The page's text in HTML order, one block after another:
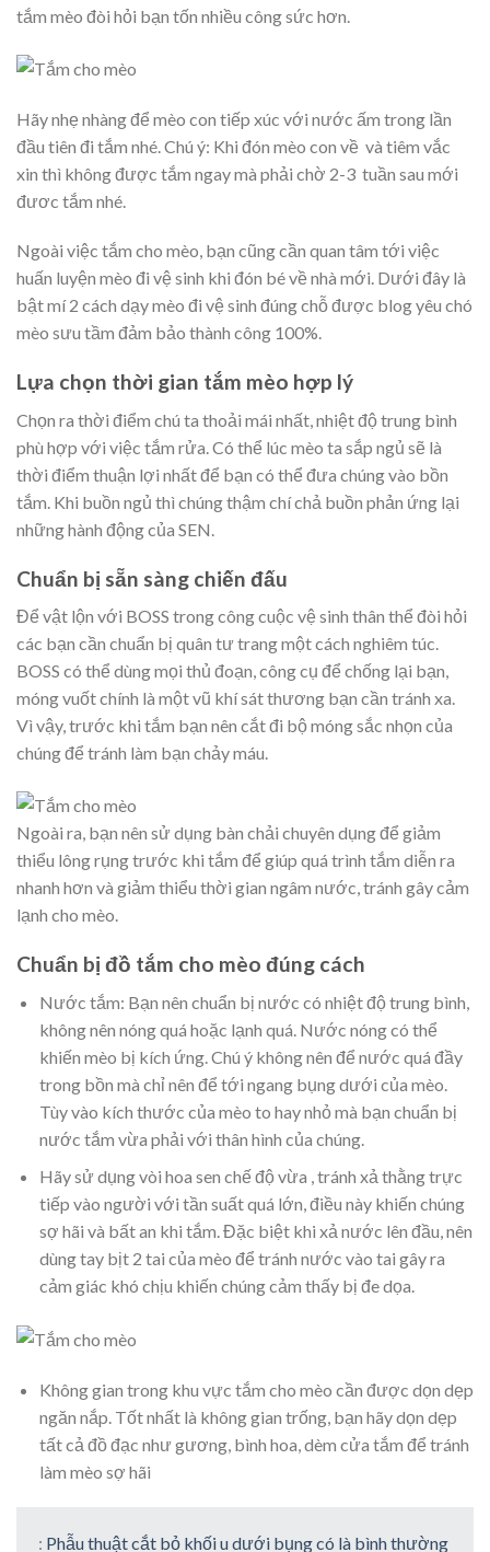
tắm mèo đòi hỏi bạn tốn nhiều công sức hơn.
Hãy nhẹ nhàng để mèo con tiếp xúc với nước ấm trong lần
đầu tiên đi tắm nhé. Chú ý: Khi đón mèo con về và tiêm vắc
xin thì không được tắm ngay mà phải chờ 2-3 tuần sau mới
đươc tắm nhé.
Ngoài việc tắm cho mèo, bạn cũng cần quan tâm tới việc
huấn luyện mèo đi vệ sinh khi đón bé về nhà mới. Dưới đây là
bật mí 2 cách dạy mèo đi vệ sinh đúng chỗ được blog yêu chó
mèo sưu tầm đảm bảo thành công 100%.
Lựa chọn thời gian tắm mèo hợp lý
Chọn ra thời điểm chú ta thoải mái nhất, nhiệt độ trung bình
phù hợp với việc tắm rửa. Có thể lúc mèo ta sắp ngủ sẽ là
thời điểm thuận lợi nhất để bạn có thể đưa chúng vào bồn
tắm. Khi buồn ngủ thì chúng thậm chí chả buồn phản ứng lại
những hành động của SEN.
Chuẩn bị sẵn sàng chiến đấu
Để vật lộn với BOSS trong công cuộc vệ sinh thân thể đòi hỏi
các bạn cần chuẩn bị quân tư trang một cách nghiêm túc.
BOSS có thể dùng mọi thủ đoạn, công cụ để chống lại bạn,
móng vuốt chính là một vũ khí sát thương bạn cần tránh xa.
Vì vậy, trước khi tắm bạn nên cắt đi bộ móng sắc nhọn của
chúng để tránh làm bạn chảy máu.
Ngoài ra, bạn nên sử dụng bàn chải chuyên dụng để giảm
thiểu lông rụng trước khi tắm để giúp quá trình tắm diễn ra
nhanh hơn và giảm thiểu thời gian ngâm nước, tránh gây cảm
lạnh cho mèo.
Chuẩn bị đồ tắm cho mèo đúng cách
Nước tắm: Bạn nên chuẩn bị nước có nhiệt độ trung bình,
không nên nóng quá hoặc lạnh quá. Nước nóng có thể
khiến mèo bị kích ứng. Chú ý không nên để nước quá đầy
trong bồn mà chỉ nên để tới ngang bụng dưới của mèo.
Tùy vào kích thước của mèo to hay nhỏ mà bạn chuẩn bị
nước tắm vừa phải với thân hình của chúng.
Hãy sử dụng vòi hoa sen chế độ vừa , tránh xả thằng trực
tiếp vào người với tần suất quá lớn, điều này khiến chúng
sợ hãi và bất an khi tắm. Đặc biệt khi xả nước lên đầu, nên
dùng tay bịt 2 tai của mèo để tránh nước vào tai gây ra
cảm giác khó chịu khiến chúng cảm thấy bị đe dọa.
Không gian trong khu vực tắm cho mèo cần được dọn dẹp
ngăn nắp. Tốt nhất là không gian trống, bạn hãy dọn dẹp
tất cả đồ đạc như gương, bình hoa, dèm cửa tắm để tránh
làm mèo sợ hãi
: Phẫu thuật cắt bỏ khối u dưới bụng có là bình thường